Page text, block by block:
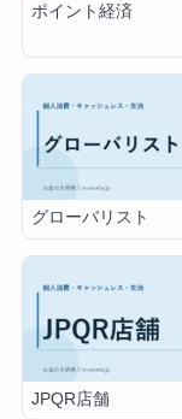
ポイント経済
グローバリスト
JPQR店舗